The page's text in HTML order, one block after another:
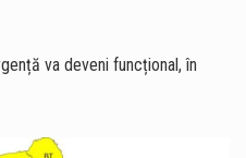
va deveni funcțional, în